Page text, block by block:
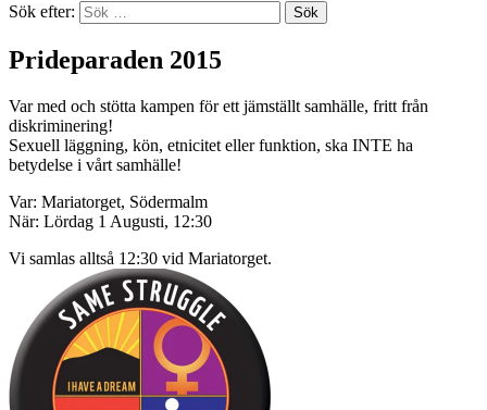
Sök efter:
Prideparaden 2015
Var med och stötta kampen för ett jämställt samhälle, fritt från
diskriminering!
Sexuell läggning, kön, etnicitet eller funktion, ska INTE ha
betydelse i vårt samhälle!
Var: Mariatorget, Södermalm
När: Lördag 1 Augusti, 12:30
Vi samlas alltså 12:30 vid Mariatorget.